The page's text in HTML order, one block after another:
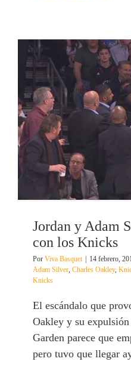
Jordan y Adam
con los Knicks
Por Viva Basquet 14 febrero,
Adam Silver, Charles Oakley,
Knicks
El escándalo que
Oakley y su
Garden parece que
pero tuvo que llegar